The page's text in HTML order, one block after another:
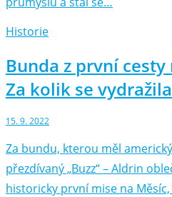
Historie
Bunda z první
Za kolik se
15. 9. 2022
Za bundu, kterou měl
přezdívaný „Buzz“ –⁠ Aldrin
historicky první mise na